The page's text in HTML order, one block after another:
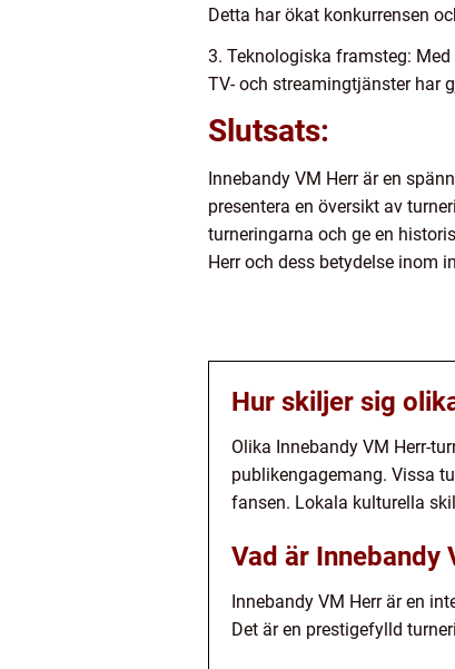
Detta har ökat konkurrensen
3. Teknologiska framsteg:
TV- och streamingtjänster har
Slutsats:
Innebandy VM Herr är en
presentera en översikt av
turneringarna och ge en
Herr och dess betydelse inom
Hur skiljer sig
Olika Innebandy VM Herr-
publikengagemang. Vissa
fansen. Lokala kulturella
Vad är Innebandy
Innebandy VM Herr är en
Det är en prestigefylld